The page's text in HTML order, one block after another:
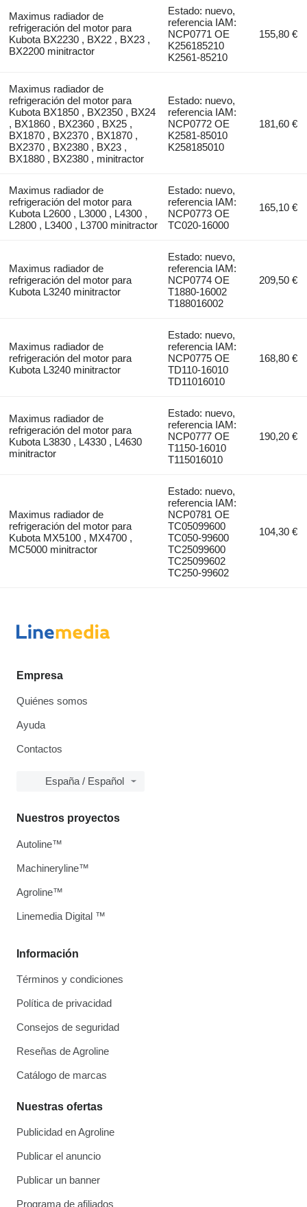
Maximus radiador de
refrigeración del motor para
Kubota BX2230 , BX22 , BX23 ,
BX2200 minitractor
Estado: nuevo,
referencia IAM:
NCP0771 OE
K256185210
K2561-85210
155,80 €
Maximus radiador de
refrigeración del motor para
Kubota BX1850 , BX2350 , BX24
, BX1860 , BX2360 , BX25 ,
BX1870 , BX2370 , BX1870 ,
BX2370 , BX2380 , BX23 ,
BX1880 , BX2380 , minitractor
Estado: nuevo,
referencia IAM:
NCP0772 OE
K2581-85010
K258185010
181,60 €
Maximus radiador de
refrigeración del motor para
Kubota L2600 , L3000 , L4300 ,
L2800 , L3400 , L3700 minitractor
Estado: nuevo,
referencia IAM:
NCP0773 OE
TC020-16000
165,10 €
Maximus radiador de
refrigeración del motor para
Kubota L3240 minitractor
Estado: nuevo,
referencia IAM:
NCP0774 OE
T1880-16002
T188016002
209,50 €
Maximus radiador de
refrigeración del motor para
Kubota L3240 minitractor
Estado: nuevo,
referencia IAM:
NCP0775 OE
TD110-16010
TD11016010
168,80 €
Maximus radiador de
refrigeración del motor para
Kubota L3830 , L4330 , L4630
minitractor
Estado: nuevo,
referencia IAM:
NCP0777 OE
T1150-16010
T115016010
190,20 €
Maximus radiador de
refrigeración del motor para
Kubota MX5100 , MX4700 ,
MC5000 minitractor
Estado: nuevo,
referencia IAM:
NCP0781 OE
TC05099600
TC050-99600
TC25099600
TC25099602
TC250-99602
104,30 €
Empresa
Quiénes somos
Ayuda
Contactos
España / Español
Información
Términos y condiciones
Política de privacidad
Consejos de seguridad
Reseñas de Agroline
Catálogo de marcas
Nuestras ofertas
Publicidad en Agroline
Publicar el anuncio
Publicar un banner
Programa de afiliados
Nuestros proyectos
Autoline™
Machineryline™
Agroline™
Linemedia Digital ™